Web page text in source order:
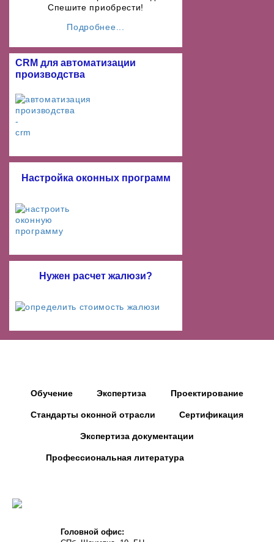
Спешите приобрести!
Подробнее...
CRM для автоматизации
производства
Настройка оконных программ
Нужен расчет жалюзи?
Обучение Экспертиза Проектирование
Стандарты оконной отрасли Сертификация
Экспертиза документации
Профессиональная литература
Головной офис: